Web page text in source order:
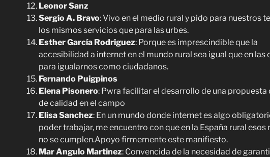
Leonor Sanz
Sergio A. Bravo: Vivo en el medio rural y pido para nuestros
los mismos servicios que para las urbes.
Esther García Rodriguez: Porque es imprescindible que la
accesibilidad a internet en el mundo rural sea igual que en las
para igualarnos como ciudadanos.
Fernando Puigpinos
Elena Pisonero: Pwra facilitar el desarrollo de una propuesta
de calidad en el campo
Elisa Sanchez: En un mundo donde internet es algo
poder trabajar, me encuentro con que en la España rural esos
no se cumplen.Apoyo firmemente este manifiesto.
Mar Angulo Martinez: Convencida de la necesidad de